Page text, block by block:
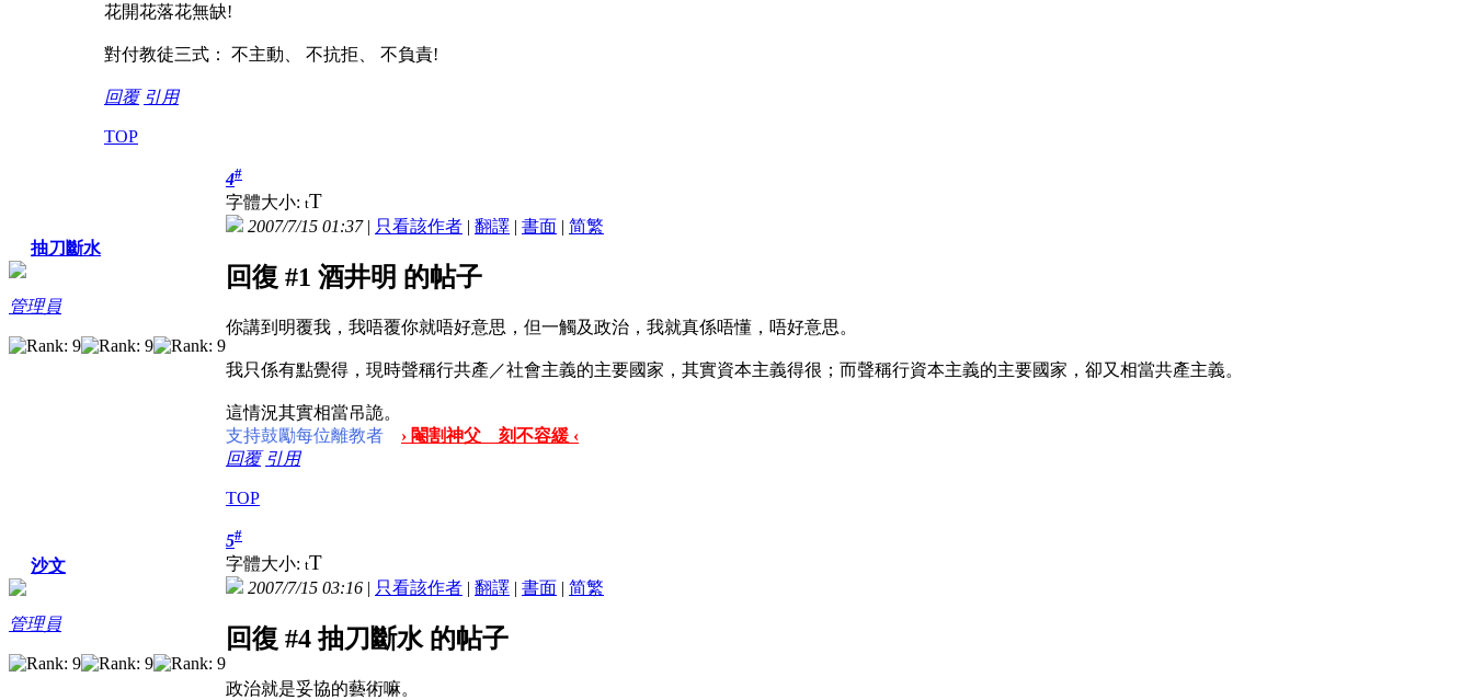
花開花落花無缺!
對付教徒三式： 不主動、 不抗拒、 不負責!
回覆 引用
TOP
抽刀斷水
管理員
4#
字體大小: tT
2007/7/15 01:37| 只看該作者 | 翻譯 | 書面 | 简繁
回復 #1 酒井明 的帖子
你講到明覆我，我唔覆你就唔好意思，但一觸及政治，我就真係唔懂，唔好意思。
我只係有點覺得，現時聲稱行共產／社會主義的主要國家，其實資本主義得很；而聲稱行資本主義的主要國家，卻又相當共產主義。
這情況其實相當吊詭。
支持鼓勵每位離教者
› 閹割神父 刻不容緩 ‹
回覆 引用
TOP
沙文
管理員
5#
字體大小: tT
2007/7/15 03:16 | 只看該作者 | 翻譯 | 書面 | 简繁
回復 #4 抽刀斷水 的帖子
政治就是妥協的藝術嘛。